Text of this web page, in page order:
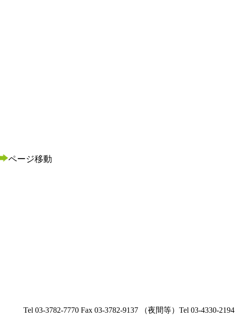
ページ移動
Tel 03-3782-7770 Fax 03-3782-9137 （夜間等）Tel 03-4330-2194